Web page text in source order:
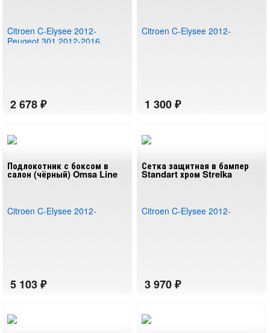
Citroen C-Elysee 2012-
Peugeot 301 2012-2016
Citroen C-Elysee 2012-
Подлокотник с боксом в
салон (чёрный) Omsa Line
Citroen C-Elysee 2012-
Сетка защитная в бампер
Standart хром Strelka
Citroen C-Elysee 2012-